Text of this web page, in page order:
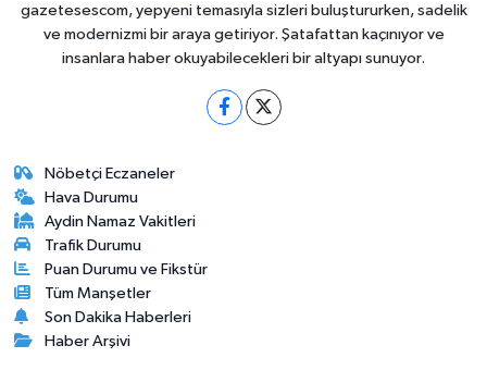
gazetesescom, yepyeni temasıyla sizleri buluştururken, sadelik
ve modernizmi bir araya getiriyor. Şatafattan kaçınıyor ve
insanlara haber okuyabilecekleri bir altyapı sunuyor.
Nöbetçi Eczaneler
Hava Durumu
Aydin Namaz Vakitleri
Trafik Durumu
Puan Durumu ve Fikstür
Tüm Manşetler
Son Dakika Haberleri
Haber Arşivi